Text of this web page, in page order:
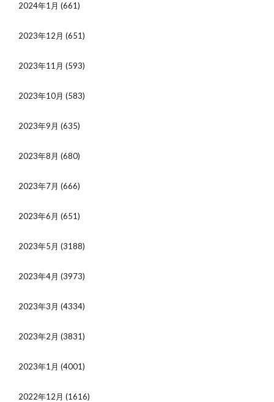
2024年1月 (661)
2023年12月 (651)
2023年11月 (593)
2023年10月 (583)
2023年9月 (635)
2023年8月 (680)
2023年7月 (666)
2023年6月 (651)
2023年5月 (3188)
2023年4月 (3973)
2023年3月 (4334)
2023年2月 (3831)
2023年1月 (4001)
2022年12月 (1616)